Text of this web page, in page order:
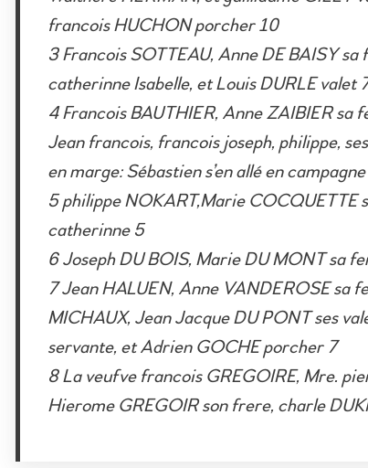
francois HUCHON porcher 10
3 Francois SOTTEAU, Anne DE BAISY
catherinne Isabelle, et Louis DURLE valet
4 Francois BAUTHIER, Anne ZAIBIER
Jean francois, francois joseph, philippe,
en marge: Sébastien s’en allé en
5 philippe NOKART,Marie COCQUETTE
catherinne 5
6 Joseph DU BOIS, Marie DU MONT sa
7 Jean HALUEN, Anne VANDEROSE sa
MICHAUX, Jean Jacque DU PONT ses
servante, et Adrien GOCHE porcher 7
8 La veufve francois GREGOIRE, Mre.
Hierome GREGOIR son frere, charle